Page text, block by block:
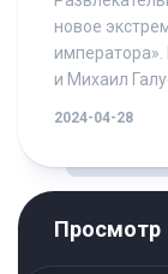
новое
и Михаил
2024-04-28
Просмотр